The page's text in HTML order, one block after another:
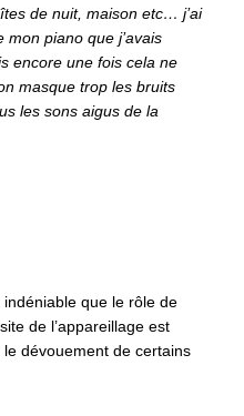
de nuit, maison etc… j’ai
piano que j’avais
encore une fois cela ne
masque trop les bruits
les sons aigus de la
indéniable que le rôle de
de l’appareillage est
dévouement de certains